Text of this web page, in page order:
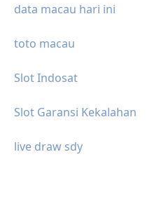
data macau hari ini
toto macau
Slot Indosat
Slot Garansi Kekalahan
live draw sdy